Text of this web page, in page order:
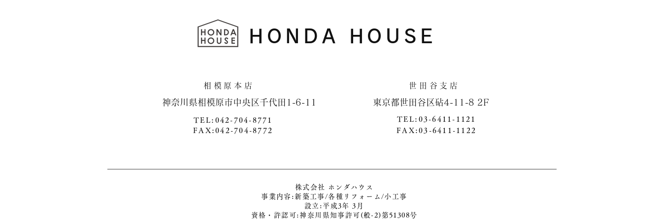
HONDA HOUSE
​相模原本店 世田谷支店
​神奈川県相模原市中央区千代田1-6-11 ​ 東京都世田谷区砧4-11-8 2F
TEL:042-704-8771
FAX:042-704-8772
TEL:03-6411-1121
FAX:03-6411-1122
株式会社 ホンダハウス
事業内容:新築工事/各種リフォーム/小工事
​設立:平成3年 3月
​資格・許認可:神奈川県知事許可(般-2)第51308号